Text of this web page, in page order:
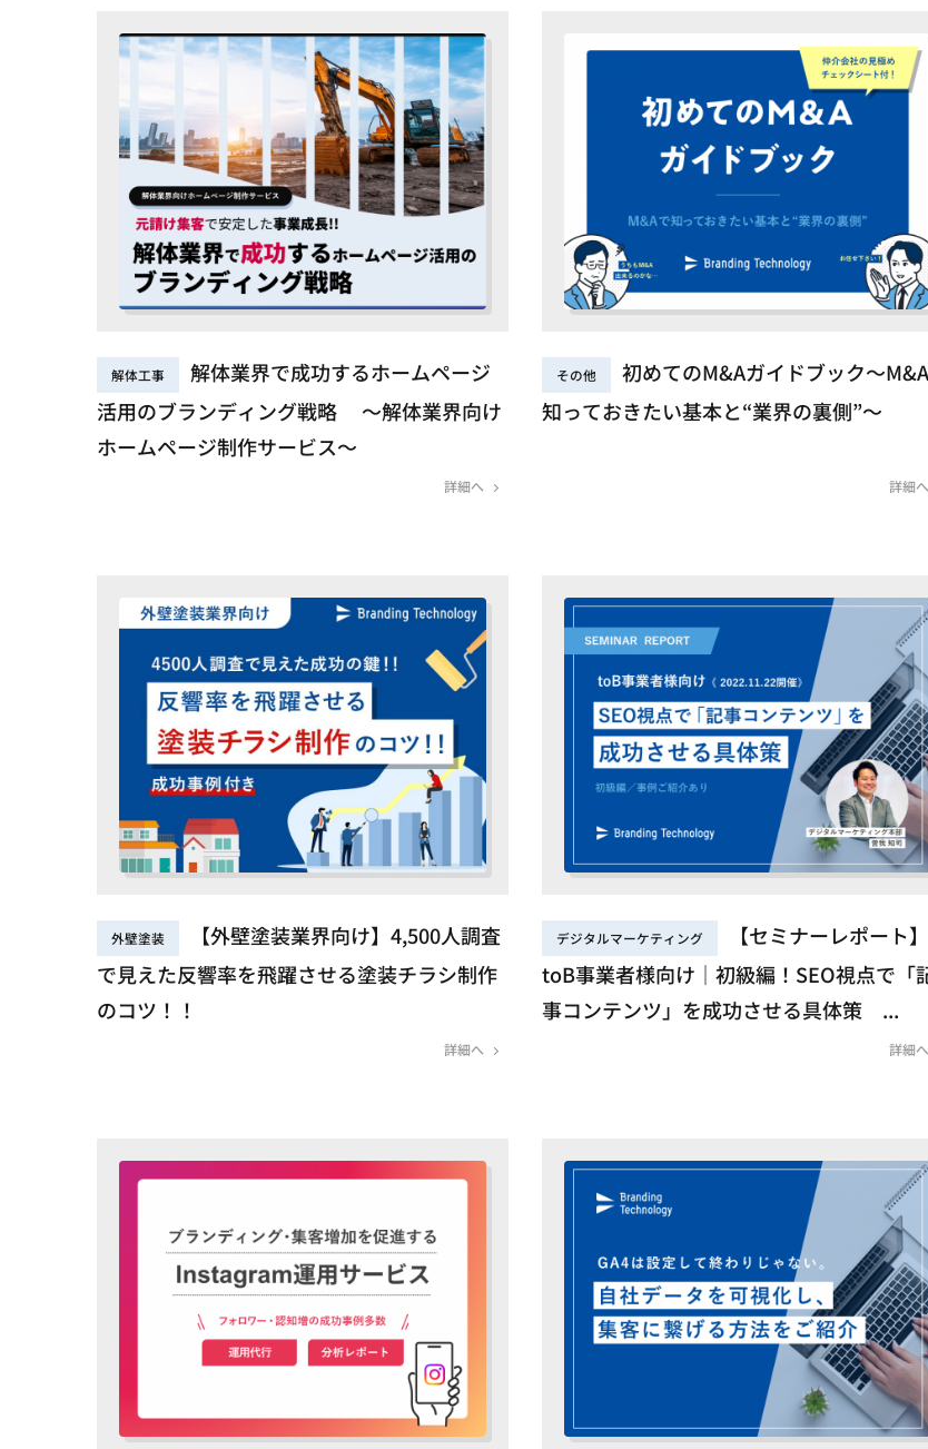
解体工事
解体業界で成功するホームページ
活用のブランディング戦略 ～解体業界向け
ホームページ制作サービス～
詳細へ
その他
初めてのM&Aガイドブック～
知っておきたい基本と“業界の裏側”～
詳細へ
外壁塗装
【外壁塗装業界向け】4,500人調査
で見えた反響率を飛躍させる塗装チラシ制作
のコツ！！
詳細へ
デジタルマーケティング
【セミナーレポート】
toB事業者様向け｜初級編！SEO視点で「
事コンテンツ」を成功させる具体策 ...
詳細へ